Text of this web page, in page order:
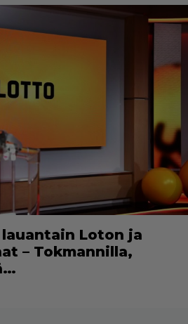
Loton ja
– Tokmannilla,